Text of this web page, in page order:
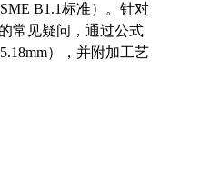
B1.1标准）。针对
常见疑问，通过公式
），并附加工艺